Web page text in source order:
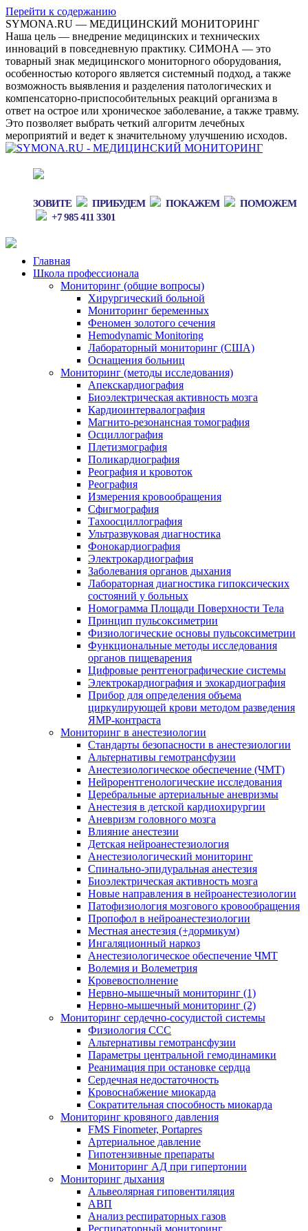
Перейти к содержанию
SYMONA.RU — МЕДИЦИНСКИЙ МОНИТОРИНГ
Наша цель — внедрение медицинских и технических
инноваций в повседневную практику. СИМОНА — это
товарный знак медицинского мониторного оборудования,
особенностью которого является системный подход, а также
возможность выявления и разделения патологических и
компенсаторно-приспособительных реакций организма в
ответ на острое или хроническое заболевание, а также травму.
Это позволяет выбрать четкий алгоритм лечебных
мероприятий и ведет к значительному улучшению исходов.
ЗОВИТЕ ПРИБУДЕМ ПОКАЖЕМ
ПОМОЖЕМ
+7 985 411 3301
Главная
Школа профессионала
Мониторинг (общие вопросы)
Хирургический больной
Мониторинг беременных
Феномен золотого сечения
Hemodynamic Monitoring
Лабораторный мониторинг (США)
Оснащения больниц
Мониторинг (методы исследования)
Апекскардиография
Биоэлектрическая активность мозга
Кардиоинтервалография
Магнито-резонансная томография
Осциллография
Плетизмография
Поликардиография
Реография и кровоток
Реография
Измерения кровообращения
Сфигмография
Тахоосциллография
Ультразвуковая диагностика
Фонокардиография
Электрокардиография
Заболевания органов дыхания
Лабораторная диагностика гипоксических
состояний у больных
Номограмма Площади Поверхности Тела
Принцип пульсоксиметрии
Физиологические основы пульсоксиметрии
Функциональные методы исследования
органов пищеварения
Цифровые рентгенографические системы
Электрокардиография и эхокардиография
Прибор для определения объема
циркулирующей крови методом разведения
ЯМР-контраста
Мониторинг в анестезиологии
Стандарты безопасности в анестезиологии
Альтернативы гемотрансфузии
Анестезиологическое обеспечение (ЧМТ)
Нейрорентгенологические исследования
Церебральные артериальные аневризмы
Анестезия в детской кардиохирургии
Аневризм головного мозга
Влияние анестезии
Детская нейроанестезиология
Анестезиологический мониторинг
Спинально-эпидуральная анестезия
Биоэлектрическая активность мозга
Новые направления в нейроанестезиологии
Патофизиология мозгового кровообращения
Пропофол в нейроанестезиологии
Местная анестезия (+дормикум)
Ингаляционный наркоз
Анестезиологическое обеспечение ЧМТ
Волемия и Волеметрия
Кровевосполнение
Нервно-мышечный мониторинг (1)
Нервно-мышечный мониторинг (2)
Мониторинг сердечно-сосудистой системы
Физиология ССС
Альтернативы гемотрансфузии
Параметры центральной гемодинамики
Реанимация при остановке сердца
Сердечная недостаточность
Кровоснабжение миокарда
Сократительная способность миокарда
Мониторинг кровяного давления
FMS Finometer, Portapres
Артериальное давление
Гипотензивные препараты
Мониторинг АД при гипертонии
Мониторинг дыхания
Альвеолярная гиповентиляция
АВП
Анализ респираторных газов
Респираторный мониторинг